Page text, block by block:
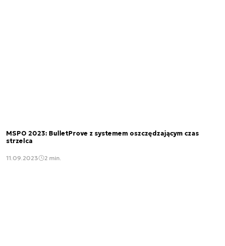
MSPO 2023: BulletProve z systemem oszczędzającym czas
strzelca
11.09.2023 2 min.